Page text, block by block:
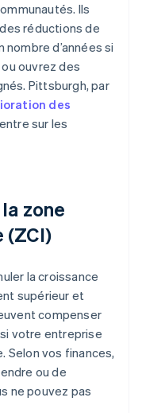
Ils
réductions de
d’années si
ouvrez des
Pittsburgh, par
des
sur les
zone
(ZCI)
la croissance
supérieur et
compenser
votre entreprise
Selon vos finances,
ou de
ne pouvez pas